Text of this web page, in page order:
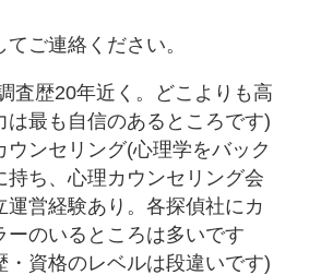
てご連絡ください。
査歴20年近く。どこよりも高
は最も自信のあるところです)
ウンセリング(心理学をバック
持ち、心理カウンセリング会
運営経験あり。各探偵社にカ
ーのいるところは多いです
・資格のレベルは段違いです)